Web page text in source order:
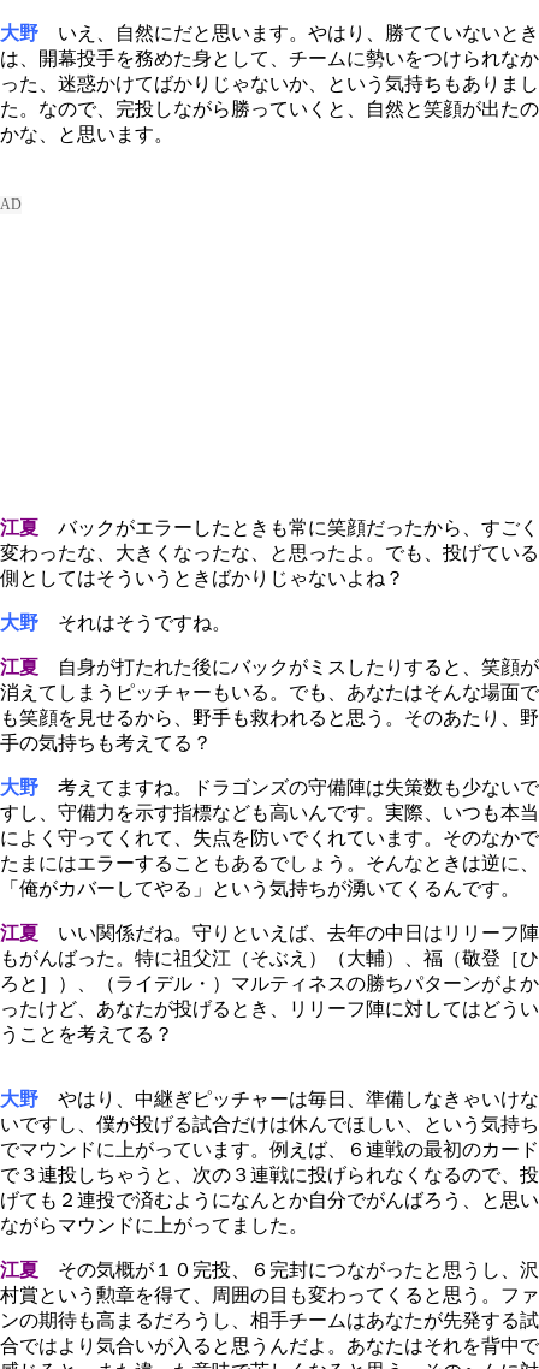
大野
いえ、自然にだと思います。やはり、勝てていないとき
は、開幕投手を務めた身として、チームに勢いをつけられなか
った、迷惑かけてばかりじゃないか、という気持ちもありまし
た。なので、完投しながら勝っていくと、自然と笑顔が出たの
かな、と思います。
江夏 バックがエラーしたときも常に笑顔だったから、すごく
変わったな、大きくなったな、と思ったよ。でも、投げている
側としてはそういうときばかりじゃないよね？
大野 それはそうですね。
江夏 自身が打たれた後にバックがミスしたりすると、笑顔が
消えてしまうピッチャーもいる。でも、あなたはそんな場面で
も笑顔を見せるから、野手も救われると思う。そのあたり、野
手の気持ちも考えてる？
大野
考えてますね。ドラゴンズの守備陣は失策数も少ないで
すし、守備力を示す指標なども高いんです。実際、いつも本当
によく守ってくれて、失点を防いでくれています。そのなかで
たまにはエラーすることもあるでしょう。そんなときは逆に、
「俺がカバーしてやる」という気持ちが湧いてくるんです。
江夏 いい関係だね。守りといえば、去年の中日はリリーフ陣
もがんばった。特に祖父江（そぶえ）（大輔）、福（敬登［ひ
ろと］）、（ライデル・）マルティネスの勝ちパターンがよか
ったけど、あなたが投げるとき、リリーフ陣に対してはどうい
うことを考えてる？
大野 やはり、中継ぎピッチャーは毎日、準備しなきゃいけな
いですし、僕が投げる試合だけは休んでほしい、という気持ち
でマウンドに上がっています。例えば、６連戦の最初のカード
で３連投しちゃうと、次の３連戦に投げられなくなるので、投
げても２連投で済むようになんとか自分でがんばろう、と思い
ながらマウンドに上がってました。
江夏 その気概が１０完投、６完封につながったと思うし、沢
村賞という勲章を得て、周囲の目も変わってくると思う。ファ
ンの期待も高まるだろうし、相手チームはあなたが先発する試
合ではより気合いが入ると思うんだよ。あなたはそれを背中で